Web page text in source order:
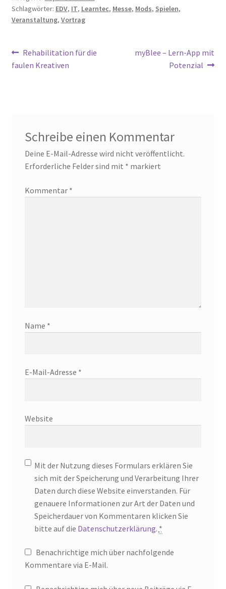
Schlagwörter: EDV, IT, Learntec, Messe, Mods, Spielen,
Veranstaltung, Vortrag
Beitragsnavigation
Vorheriger
Beitrag:
Rehabilitation für die
faulen Kreativen
Nächster
myBlee – Lern-App mit
Potenzial
Schreibe einen Kommentar
Deine E-Mail-Adresse wird nicht veröffentlicht.
Erforderliche Felder sind mit * markiert
Kommentar *
Name *
E-Mail-Adresse *
Website
Mit der Nutzung dieses Formulars erklären Sie
sich mit der Speicherung und Verarbeitung Ihrer
Daten durch diese Website einverstanden. Für
genauere Informationen zur Art der Daten und
Speicherdauer von Kommentaren klicken Sie
bitte auf die Datenschutzerklärung. *
Benachrichtige mich über nachfolgende
Kommentare via E-Mail.